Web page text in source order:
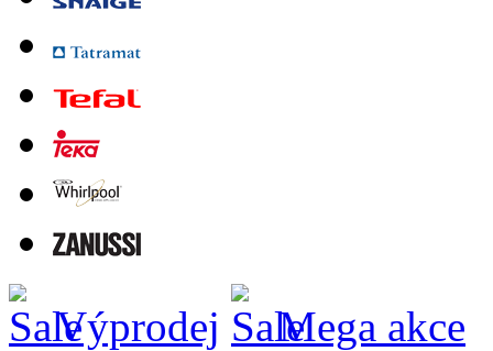
Výprodej
Mega akce